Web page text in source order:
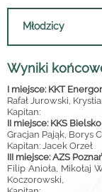
Młodzicy
Wyniki
I miejsce: KKT
Rafał Jurowski,
Kapitan:
II miejsce: KKS
Gracjan Pająk, Borys
Kapitan: Jacek Orzeł
III miejsce: AZS
Filip Anioła, Mikołaj
Koczorowski,